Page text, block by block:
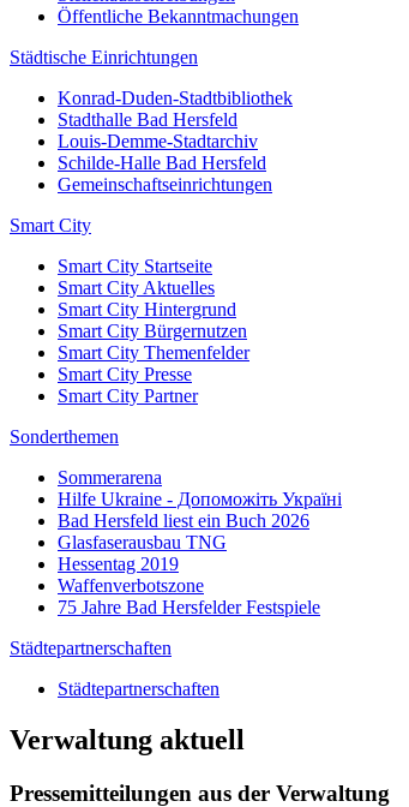
Öffentliche Bekanntmachungen
Städtische Einrichtungen
Konrad-Duden-Stadtbibliothek
Stadthalle Bad Hersfeld
Louis-Demme-Stadtarchiv
Schilde-Halle Bad Hersfeld
Gemeinschaftseinrichtungen
Smart City
Smart City Startseite
Smart City Aktuelles
Smart City Hintergrund
Smart City Bürgernutzen
Smart City Themenfelder
Smart City Presse
Smart City Partner
Sonderthemen
Sommerarena
Hilfe Ukraine - Допоможіть Україні
Bad Hersfeld liest ein Buch 2026
Glasfaserausbau TNG
Hessentag 2019
Waffenverbotszone
75 Jahre Bad Hersfelder Festspiele
Städtepartnerschaften
Städtepartnerschaften
Verwaltung aktuell
Pressemitteilungen aus der Verwaltung